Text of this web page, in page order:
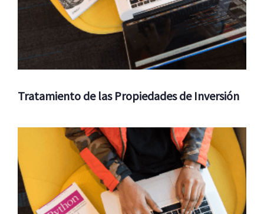
Tratamiento de las Propiedades de Inversión